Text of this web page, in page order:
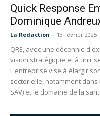
Quick Response
Dominique
La Redaction - 13 février 2025
QRE, avec une décennie
vision stratégique et à unir
L'entreprise vise à élargir
sectorielle, notamment
SAV) et le domaine de la